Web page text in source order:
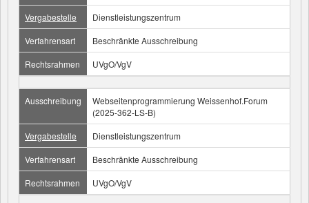
Vergabestelle
Dienstleistungszentrum
Verfahrensart
Beschränkte Ausschreibung
Rechtsrahmen
UVgO/VgV
Ausschreibung
Webseitenprogrammierung Weissenhof.Forum
(2025-362-LS-B)
Vergabestelle
Dienstleistungszentrum
Verfahrensart
Beschränkte Ausschreibung
Rechtsrahmen
UVgO/VgV